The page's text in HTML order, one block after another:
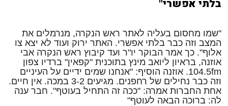
בלתי אפשרי"
"שמו מחסום בעליה לאתר ראש הנקרה, מנרמלים את
המצב וזה כבר בלתי אפשרי. האתר ירוק ועוד לא יצא צו
אלוף". כך אמר הבוקר יו"ר ועד קיבוץ ראש הנקרה אבי
אוזנה, בראיון ליואב מינץ בתוכנית "קפאין" ברדיו צפון
104.5fm. אוזנה הוסיף: "אנחנו שמים ידיים על העיניים
וזה כבר נחילים של רחפנים. מגיעים 3-2 במכה. אין חיים.
אחת החברות אמרה: "ככה זה התחיל בעוטף". חבר ענה
לה: ברוכה הבאה לעוטף"